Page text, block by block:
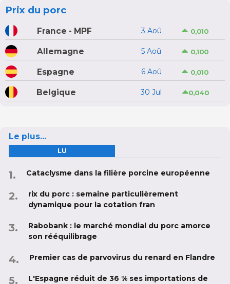
Prix du porc
France - MPF 3 Aoû 0,010
Allemagne 5 Aoû 0,100
Espagne 6 Aoû 0,010
Belgique 30 Jul 0,040
Le plus...
LU
Cataclysme dans la filière porcine européenne
rix du porc : semaine particulièrement
dynamique pour la cotation fran
Rabobank : le marché mondial du porc amorce
son rééquilibrage
Premier cas de parvovirus du renard en Flandre
L'Espagne réduit de 36 % ses importations de